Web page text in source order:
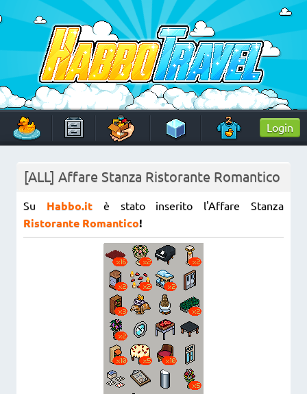
to
content
HabboTravel
Un viaggio di pixel!
Login
[ALL] Affare Stanza Ristorante Romantico
Su Habbo.itè stato inserito l'Affare Stanza
Ristorante Romantico!